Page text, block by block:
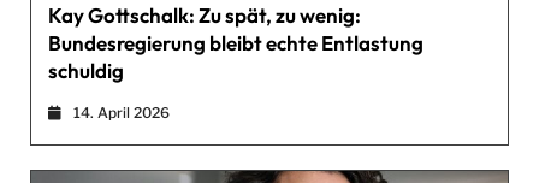
Kay Gottschalk: Zu spät, zu wenig:
Bundesregierung bleibt echte Entlastung
schuldig
14. April 2026